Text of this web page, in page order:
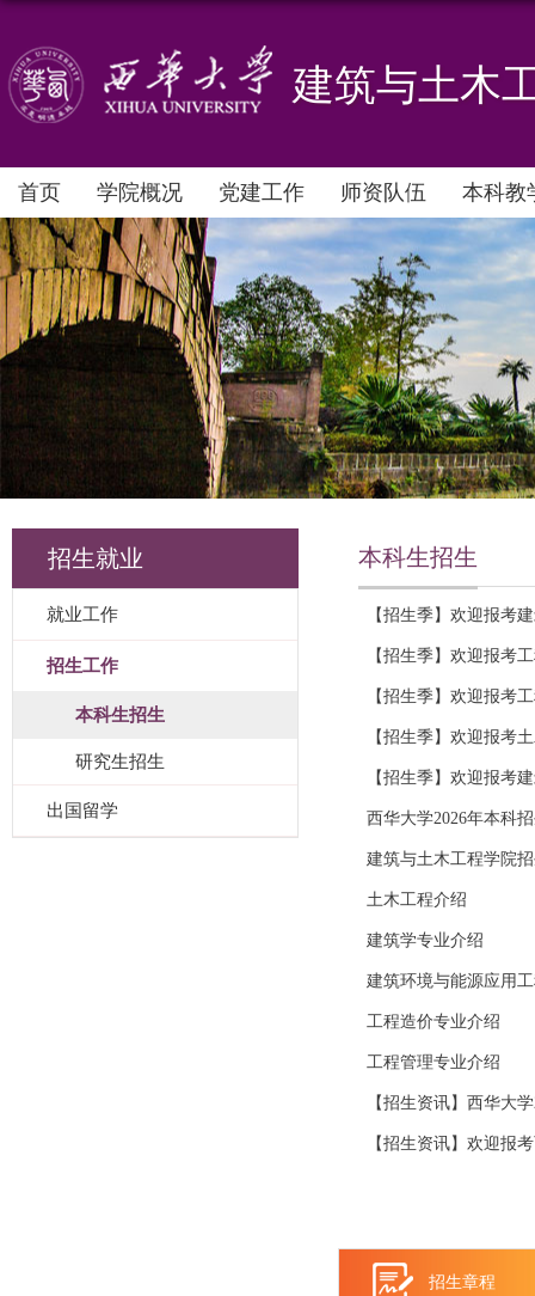
建筑与土木
首页 学院概况 党建工作 师资队伍 本科教
招生就业
就业工作
招生工作
本科生招生
研究生招生
出国留学
本科生招生
【招生季】欢迎报考
【招生季】欢迎报考
【招生季】欢迎报考
【招生季】欢迎报考
【招生季】欢迎报考
西华大学2026年本科
建筑与土木工程学院
土木工程介绍
建筑学专业介绍
建筑环境与能源应用
工程造价专业介绍
工程管理专业介绍
【招生资讯】西华大
【招生资讯】欢迎报
招生章程